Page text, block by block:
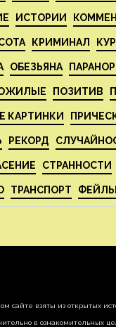
ИСТОРИИ
КРИМИНАЛ
ОБЕЗЬЯНА
ПОЗИТИВ
КАРТИНКИ
РЕКОРД
СТРАННОСТИ
ТРАНСПОРТ ФЕЙЛЫ
сайте взяты из открытых
в ознакомительных